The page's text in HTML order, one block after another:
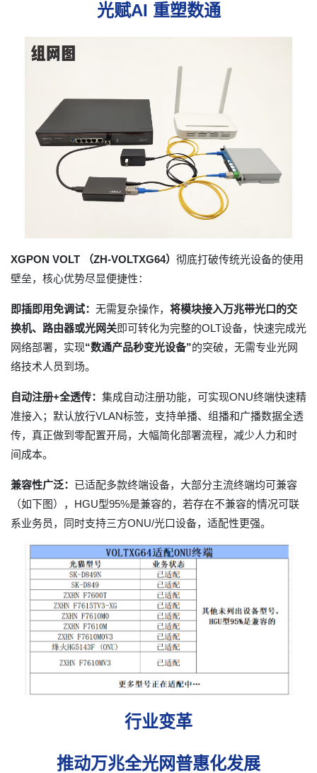
光赋AI 重塑数通
XGPON VOLT （ZH-VOLTXG64） 彻底打破传统光设备的使用
壁垒，核心优势尽显便捷性：
即插即用免调试： 无需复杂操作， 将模块接入万兆带光口的交
换机、路由器或光网关即可转化为完整的OLT设备，快速完成光
网络部署，实现“数通产品秒变光设备”的突破，无需专业光网
络技术人员到场。
自动注册+全透传： 集成自动注册功能，可实现ONU终端快速精
准接入；默认放行VLAN标签，支持单播、组播和广播数据全透
传，真正做到零配置开局，大幅简化部署流程，减少人力和时
间成本。
兼容性广泛： 已适配多款终端设备，大部分主流终端均可兼容
（如下图），HGU型95%是兼容的，若存在不兼容的情况可联
系业务员，同时支持三方ONU/光口设备，适配性更强。
行业变革
推动万兆全光网普惠化发展